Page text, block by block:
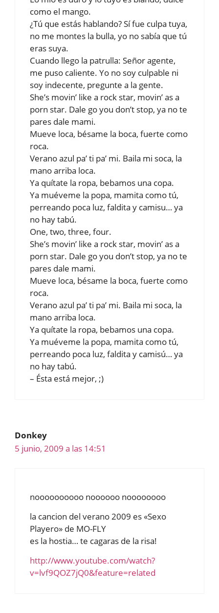
como el mango.
¿Tú que estás hablando? Sí fue culpa tuya,
no me montes la bulla, yo no sabía que tú
eras suya.
Cuando llego la patrulla: Señor agente,
me puso caliente. Yo no soy culpable ni
soy indecente, pregunte a la gente.
She’s movin’ like a rock star, movin’ as a
porn star. Dale go you don’t stop, ya no te
pares dale mami.
Mueve loca, bésame la boca, fuerte como
roca.
Verano azul pa’ ti pa’ mi. Baila mi soca, la
mano arriba loca.
Ya quítate la ropa, bebamos una copa.
Ya muéveme la popa, mamita como tú,
perreando poca luz, faldita y camisu… ya
no hay tabú.
One, two, three, four.
She’s movin’ like a rock star, movin’ as a
porn star. Dale go you don’t stop, ya no te
pares dale mami.
Mueve loca, bésame la boca, fuerte como
roca.
Verano azul pa’ ti pa’ mi. Baila mi soca, la
mano arriba loca.
Ya quítate la ropa, bebamos una copa.
Ya muéveme la popa, mamita como tú,
perreando poca luz, faldita y camisú… ya
no hay tabú.
– Ésta está mejor, ;)
Donkey
5 junio, 2009 a las 14:51
noooooooooo noooooo noooooooo
la cancion del verano 2009 es «Sexo
Playero» de MO-FLY
es la hostia… te cagaras de la risa!
http://www.youtube.com/watch?
v=lvf9QOZ7jQ0&feature=related